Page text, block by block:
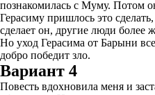
познакомилась с Муму. Потом
Герасиму пришлось это
сделает он, другие люди более
Но уход Герасима от Барыни
добро победит зло.
Вариант 4
Повесть вдохновила меня и